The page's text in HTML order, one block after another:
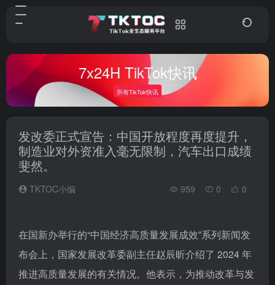
7x24H TikTok快讯
所有TikTok快讯
发改委正式宣告：中国开放程度再度提升，
制造业对外资准入毫无限制，汽车出口成绩
斐然。
TKTOC小编 959 0 0
在国新办举行的“中国经济高质量发展成效”系列新闻发
布会上，国家发展改革委副主任赵辰昕介绍了 2024 年
推进高质量发展的有关情况。他表示，为推动改革与发